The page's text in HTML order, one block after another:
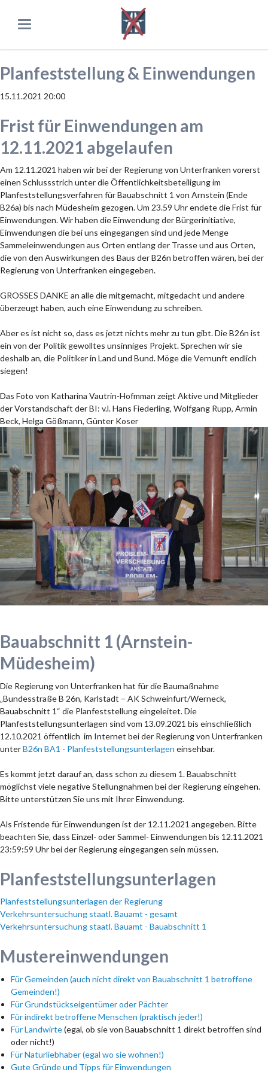
Planfeststellung & Einwendungen
15.11.2021 20:00
Frist für Einwendungen am
12.11.2021 abgelaufen
Am 12.11.2021 haben wir bei der Regierung von Unterfranken vorerst
einen Schlussstrich unter die Öffentlichkeitsbeteiligung im
Planfeststellungsverfahren für Bauabschnitt 1 von Arnstein (Ende
B26a) bis nach Müdesheim gezogen. Um 23.59 Uhr endete die Frist für
Einwendungen. Wir haben die Einwendung der Bürgerinitiative,
Einwendungen die bei uns eingegangen sind und jede Menge
Sammeleinwendungen aus Orten entlang der Trasse und aus Orten,
die von den Auswirkungen des Baus der B26n betroffen wären, bei der
Regierung von Unterfranken eingegeben.
GROSSES DANKE an alle die mitgemacht, mitgedacht und andere
überzeugt haben, auch eine Einwendung zu schreiben.
Aber es ist nicht so, dass es jetzt nichts mehr zu tun gibt. Die B26n ist
ein von der Politik gewolltes unsinniges Projekt. Sprechen wir sie
deshalb an, die Politiker in Land und Bund. Möge die Vernunft endlich
siegen!
Das Foto von Katharina Vautrin-Hofmman zeigt Aktive und Mitglieder
der Vorstandschaft der BI: v.l. Hans Fiederling, Wolfgang Rupp, Armin
Beck, Helga Gößmann, Günter Koser
Bauabschnitt 1 (Arnstein-
Müdesheim)
Die Regierung von Unterfranken hat für die Baumaßnahme
„Bundesstraße B 26n, Karlstadt – AK Schweinfurt/Werneck,
Bauabschnitt 1“ die Planfeststellung eingeleitet. Die
Planfeststellungsunterlagen sind vom 13.09.2021 bis einschließlich
12.10.2021 öffentlich im Internet bei der Regierung von Unterfranken
unterB26n BA1 - Planfeststellungsunterlagen einsehbar.
Es kommt jetzt darauf an, dass schon zu diesem 1. Bauabschnitt
möglichst viele negative Stellungnahmen bei der Regierung eingehen.
Bitte unterstützen Sie uns mit Ihrer Einwendung.
Als Fristende für Einwendungen ist der 12.11.2021 angegeben. Bitte
beachten Sie, dass Einzel- oder Sammel- Einwendungen bis 12.11.2021
23:59:59 Uhr bei der Regierung eingegangen sein müssen.
Planfeststellungsunterlagen
Planfeststellungsunterlagen der Regierung
Verkehrsuntersuchung staatl. Bauamt - gesamt
Verkehrsuntersuchung staatl. Bauamt - Bauabschnitt 1
Mustereinwendungen
Für Gemeinden (auch nicht direkt von Bauabschnitt 1 betroffene
Gemeinden!)
Für Grundstückseigentümer oder Pächter
Für indirekt betroffene Menschen (praktisch jeder!)
Für Landwirte(egal, ob sie von Bauabschnitt 1 direkt betroffen sind
oder nicht!)
Für Naturliebhaber (egal wo sie wohnen!)
Gute Gründe und Tipps für Einwendungen